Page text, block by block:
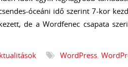
óceáni idő szerint 7-kor
de a Wordfenec csapata
WordPress,